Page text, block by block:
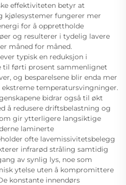
effektiviteten betyr at
kjølesystemer fungerer mer
for å opprettholde
og resulterer i tydelig lavere
måned for måned.
typisk en reduksjon i
til førti prosent sammenlignet
og besparelsene blir enda mer
temperatursvingninger.
bidrar også til økt
å redusere driftsbelastning og
gir ytterligere langsiktige
laminerte
ofte lavemissivitetsbelegg
infrarød stråling samtidig
av synlig lys, noe som
ytelse uten å kompromittere
konstante innendørs